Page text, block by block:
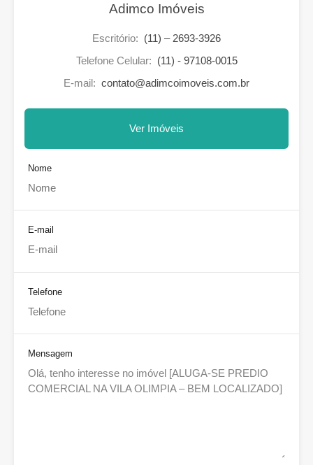
Adimco Imóveis
Escritório: (11) – 2693-3926
Telefone Celular: (11) - 97108-0015
E-mail: contato@adimcoimoveis.com.br
Ver Imóveis
Nome
E-mail
Telefone
Mensagem